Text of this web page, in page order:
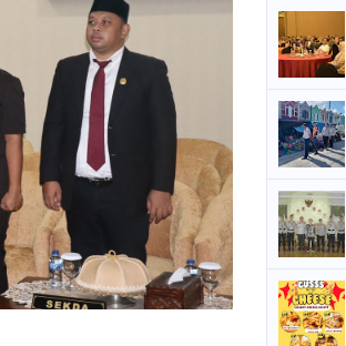
POLRI
SULSEL